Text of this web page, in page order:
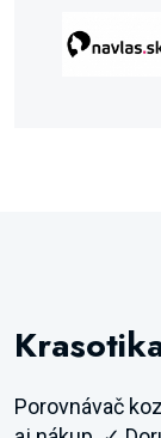
Porovnávač